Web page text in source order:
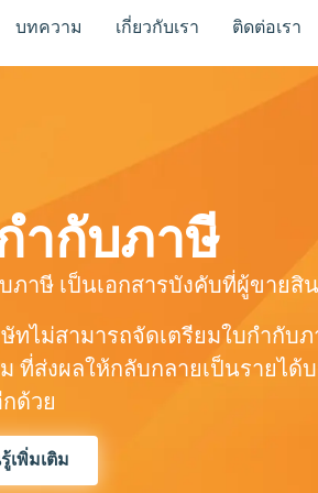
บทความ เกี่ยวกับเรา ติดต่อเรา
ำกับภาษี
ภาษี เป็นเอกสารบังคับที่ผู้ขายสิ
ทไม่สามารถจัดเตรียมใบกำกับ
ที่ส่งผลให้กลับกลายเป็นรายได้
ด้วย
เพิ่มเติม